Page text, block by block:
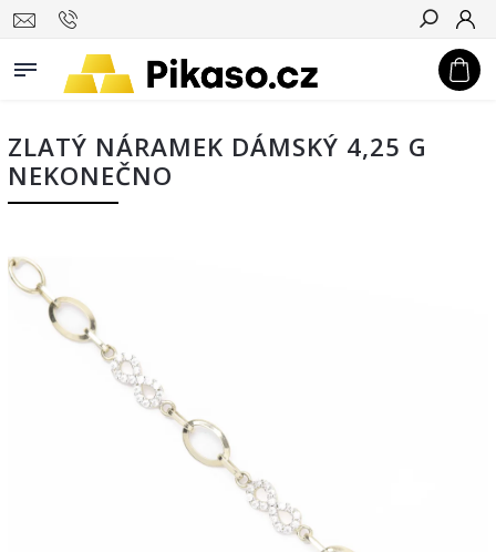
Hledat
ZLATÝ NÁRAMEK DÁMSKÝ 4,25 G
NEKONEČNO